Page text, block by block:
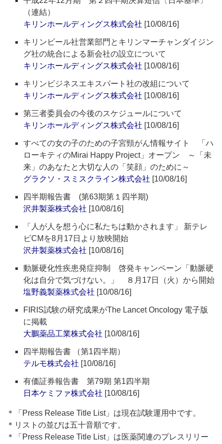
（連結）
キリンホールディングス株式会社 [10/08/16]
キリンビール社営業部門とキリンマーチャンダイジン
グ社の統合による新会社の設立について
キリンホールディングス株式会社 [10/08/16]
キリンビジネスエキスパート社の改組について
キリンホールディングス株式会社 [10/08/16]
第三者委員会の今後のスケジュールについて
キリンホールディングス株式会社 [10/08/16]
すべての女の子のための子宮頸がん情報サイト 「ハ
ローキティのMirai Happy Project」オープン ～「未
来」のあなたと大切な人の「笑顔」のために～
グラクソ・スミスクライン株式会社 [10/08/16]
四半期報告書 (第63期第１四半期)
沢井製薬株式会社 [10/08/16]
「人が人を想う心に私たちは動かされます」 新テレ
ビCMを8月17日より放映開始
沢井製薬株式会社 [10/08/16]
動脈硬化性疾患発症抑制 啓発キャンペーン「動脈硬
化は自分で気づけない。」 ８月17日（火）から開始
塩野義製薬株式会社 [10/08/16]
FIRIS試験の研究成果がThe Lancet Oncology 電子版
に掲載
大鵬薬品工業株式会社 [10/08/16]
四半期報告書 （第1四半期）
テルモ株式会社 [10/08/16]
有価証券報告書 第79期 第1四半期
日本ケミファ株式会社 [10/08/16]
＊「Press Release Title List」は現在試験運用中です。
＊リストの並びは五十音順です。
＊「Press Release Title List」は医薬関連のプレスリリー